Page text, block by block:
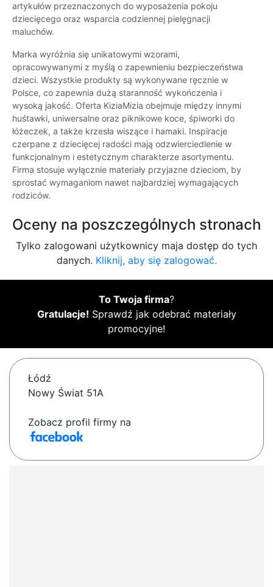
artykułów przeznaczonych do wyposażenia pokoju
dziecięcego oraz wsparcia codziennej pielęgnacji
maluchów.
Marka wyróżnia się unikatowymi wzorami,
opracowywanymi z myślą o zapewnieniu bezpieczeństwa
dzieci. Wszystkie produkty są wykonywane ręcznie w
Polsce, co zapewnia dużą staranność wykończenia i
wysoką jakość. Oferta KiziaMizia obejmuje między innymi
huśtawki, uniwersalne oraz piknikowe koce, śpiworki do
łóżeczek, a także krzesła wiszące i hamaki. Inspiracje
czerpane z dziecięcej radości mają odzwierciedlenie w
funkcjonalnym i estetycznym charakterze asortymentu.
Firma stosuje wyłącznie materiały przyjazne dzieciom, by
sprostać wymaganiom nawet najbardziej wymagających
rodziców.
Oceny na poszczególnych stronach
Tylko zalogowani użytkownicy maja dostęp do tych
danych. Kliknij, aby się zalogować.
To Twoja firma?
Gratulacje! Sprawdź jak odebrać materiały
promocyjne!
Łódź
Nowy Świat 51A
Zobacz profil firmy na